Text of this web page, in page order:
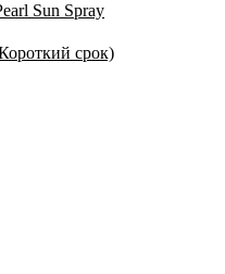
Sun Spray
срок)